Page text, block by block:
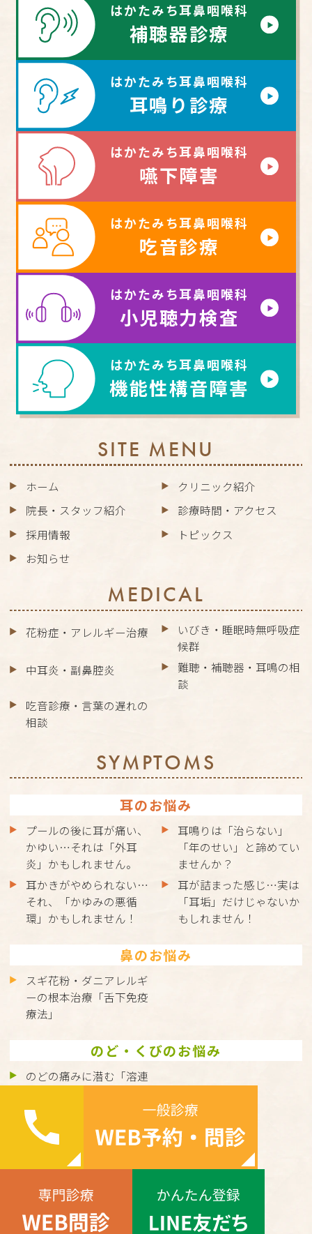
はかたみち耳鼻咽喉科
補聴器診療
はかたみち耳鼻咽喉科
耳鳴り診療
はかたみち耳鼻咽喉科
嚥下障害
はかたみち耳鼻咽喉科
吃音診療
はかたみち耳鼻咽喉科
小児聴力検査
はかたみち耳鼻咽喉科
機能性構音障害
SITE MENU
ホーム
クリニック紹介
院長・スタッフ紹介
診療時間・アクセス
採用情報
トピックス
お知らせ
MEDICAL
花粉症・アレルギー治療
いびき・睡眠時無呼吸症
候群
中耳炎・副鼻腔炎
難聴・補聴器・耳鳴の相
談
吃音診療・言葉の遅れの
相談
SYMPTOMS
耳のお悩み
プールの後に耳が痛い、
かゆい…それは「外耳
炎」かもしれません。
耳鳴りは「治らない」
「年のせい」と諦めてい
ませんか？
耳かきがやめられない…
それ、「かゆみの悪循
環」かもしれません！
耳が詰まった感じ…実は
「耳垢」だけじゃないか
もしれません！
鼻のお悩み
スギ花粉・ダニアレルギ
ーの根本治療「舌下免疫
療法」
のど・くびのお悩み
のどの痛みに潜む「溶連
理解して、しっかり治し
ましょう